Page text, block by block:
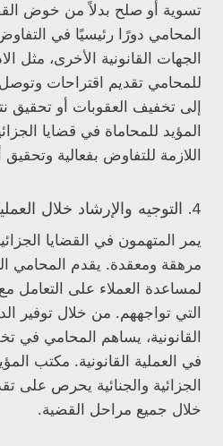
تسوية أو صلح بدلاً من خوض
المحامي دورًا رئيسيًا في
الجهات القانونية الأخرى، مثل
للمحامي تقديم اقتراحات
إلى تخفيف العقوبات أو تحقيق
المؤيد للمحاماة في قضايا
اللازمة للتفاوض بفعالية وتحقيق
4. التوجيه والإرشاد خلال العملية القانونية
يمر المتهمون في القضايا
مرهقة ومعقدة. يقدم المحامي
لمساعدة العملاء على التعامل
التي تواجههم. من خلال توفير
القانونية، يساهم المحامي في
في العملية القانونية. مكتب
الجزائية والجنائية يحرص على
خلال جميع مراحل القضية.